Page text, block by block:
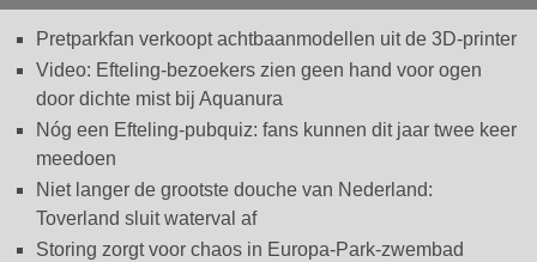
Pretparkfan verkoopt achtbaanmodellen uit de 3D-printer
Video: Efteling-bezoekers zien geen hand voor ogen
door dichte mist bij Aquanura
Nóg een Efteling-pubquiz: fans kunnen dit jaar twee keer
meedoen
Niet langer de grootste douche van Nederland:
Toverland sluit waterval af
Storing zorgt voor chaos in Europa-Park-zwembad